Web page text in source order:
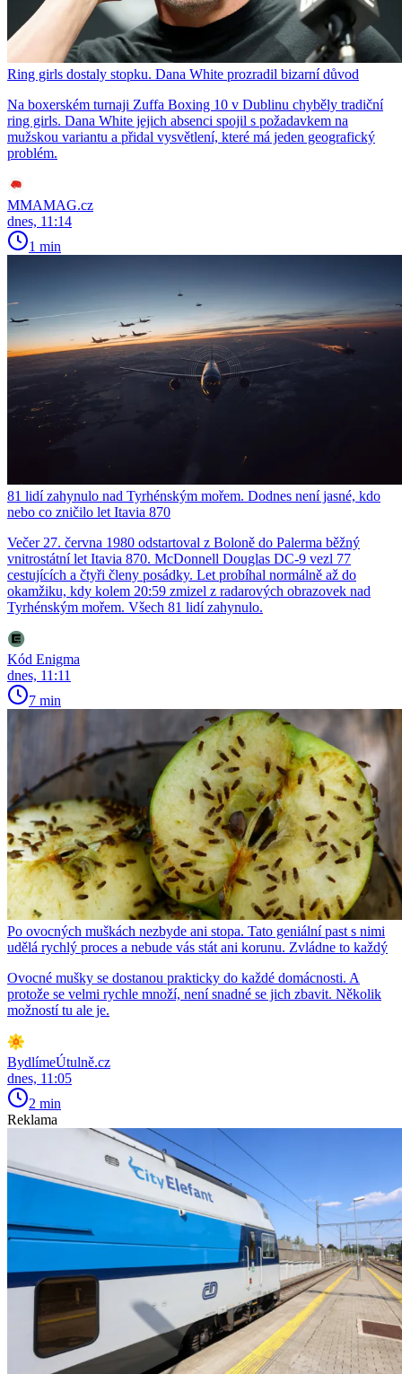
Ring girls dostaly stopku. Dana White prozradil bizarní důvod
Na boxerském turnaji Zuffa Boxing 10 v Dublinu chyběly tradiční
ring girls. Dana White jejich absenci spojil s požadavkem na
mužskou variantu a přidal vysvětlení, které má jeden geografický
problém.
MMAMAG.cz
dnes, 11:14
1 min
81 lidí zahynulo nad Tyrhénským mořem. Dodnes není jasné, kdo
nebo co zničilo let Itavia 870
Večer 27. června 1980 odstartoval z Boloně do Palerma běžný
vnitrostátní let Itavia 870. McDonnell Douglas DC-9 vezl 77
cestujících a čtyři členy posádky. Let probíhal normálně až do
okamžiku, kdy kolem 20:59 zmizel z radarových obrazovek nad
Tyrhénským mořem. Všech 81 lidí zahynulo.
Kód Enigma
dnes, 11:11
7 min
Po ovocných muškách nezbyde ani stopa. Tato geniální past s nimi
udělá rychlý proces a nebude vás stát ani korunu. Zvládne to každý
Ovocné mušky se dostanou prakticky do každé domácnosti. A
protože se velmi rychle množí, není snadné se jich zbavit. Několik
možností tu ale je.
BydlímeÚtulně.cz
dnes, 11:05
2 min
Reklama